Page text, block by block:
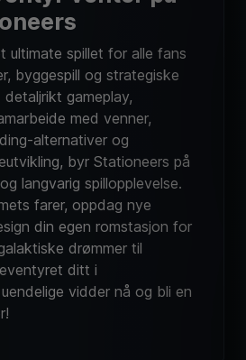
ultimate spillet for alle fans
byggespill og strategiske
gameplay,
med venner,
alternativer og
byr Stationeers på
langvarig spillopplevelse.
farer, oppdag nye
din egen romstasjon for
drømmer til
ditt i
vidder nå og bli en